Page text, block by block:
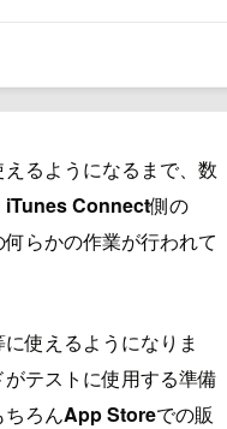
るようになるまで、数
iTunes Connect側の
らかの作業が行われて
使えるようになりま
テストに使用する準備
ろんApp Storeでの販